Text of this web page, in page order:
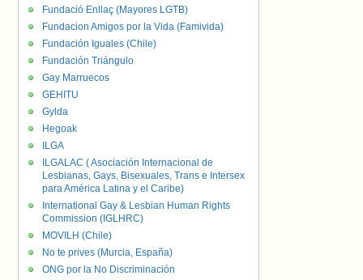
Fundació Enllaç (Mayores LGTB)
Fundacion Amigos por la Vida (Famivida)
Fundación Iguales (Chile)
Fundación Triángulo
Gay Marruecos
GEHITU
Gylda
Hegoak
ILGA
ILGALAC ( Asociación Internacional de
Lesbianas, Gays, Bisexuales, Trans e Intersex
para América Latina y el Caribe)
International Gay & Lesbian Human Rights
Commission (IGLHRC)
MOVILH (Chile)
No te prives (Murcia, España)
ONG por la No Discriminación